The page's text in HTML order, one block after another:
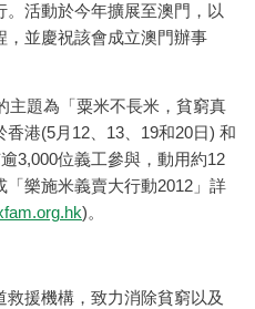
活動於今年擴展至澳門，以
，並慶祝該會成立澳門辦事
主題為「粟米不長米，貧窮真
港(5月12、13、19和20日) 和
3,000位義工參與，動用約12
樂施米義賣大行動2012」詳
)。
援機構，致力消除貧窮以及